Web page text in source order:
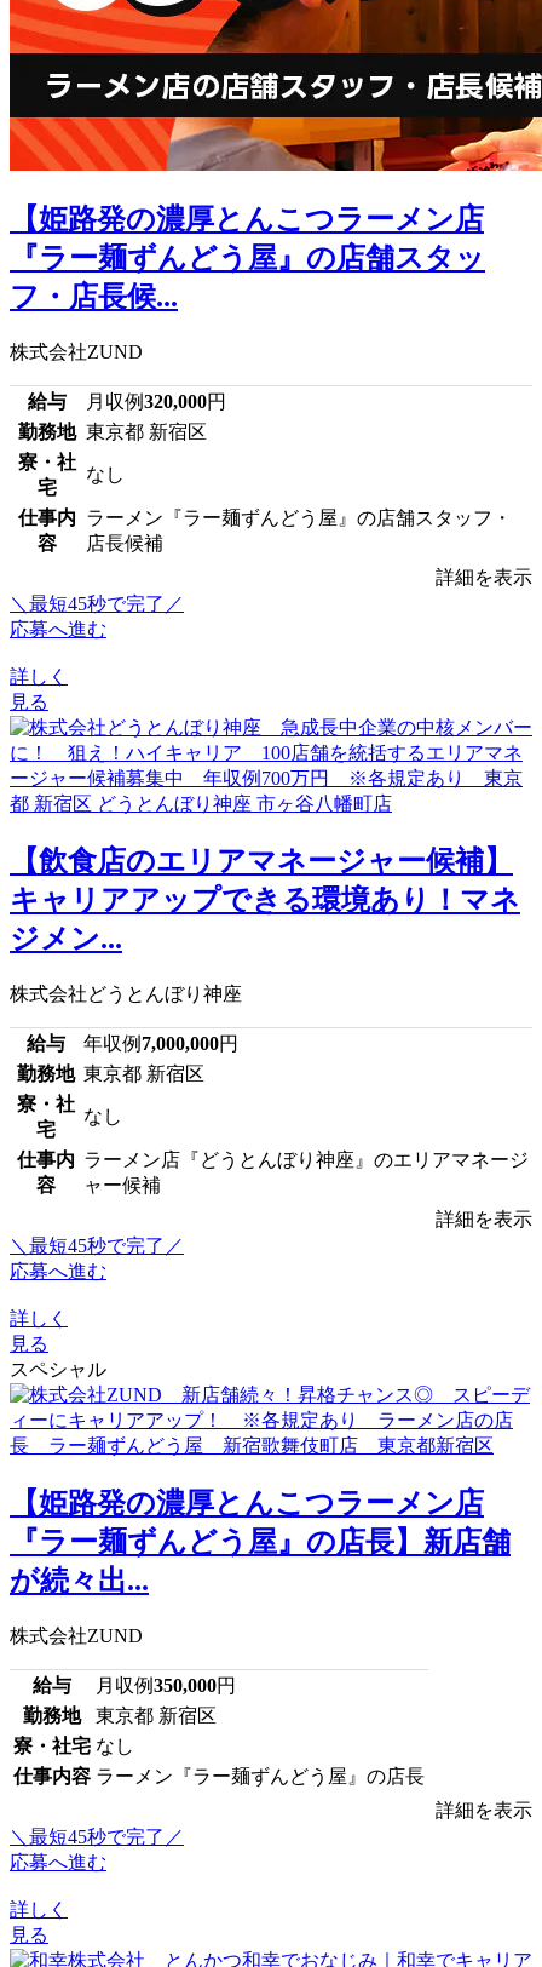
【姫路発の濃厚とんこつラーメン店
『ラー麺ずんどう屋』の店舗スタッ
フ・店長候...
株式会社ZUND
給与 月収例320,000円
勤務地 東京都 新宿区
寮・社
宅
なし
仕事内
容
ラーメン『ラー麺ずんどう屋』の店舗スタッフ・
店長候補
詳細を表示
＼最短45秒で完了／
応募へ進む
詳しく
見る
【飲食店のエリアマネージャー候補】
キャリアアップできる環境あり！マネ
ジメン...
株式会社どうとんぼり神座
給与 年収例 7,000,000円
勤務地 東京都 新宿区
寮・社
宅
なし
仕事内
容
ラーメン店『どうとんぼり神座』のエリアマネージ
ャー候補
詳細を表示
＼最短45秒で完了／
応募へ進む
詳しく
見る
スペシャル
【姫路発の濃厚とんこつラーメン店
『ラー麺ずんどう屋』の店長】新店舗
が続々出...
株式会社ZUND
給与 月収例350,000円
勤務地
東京都 新宿区
寮・社宅 なし
仕事内容 ラーメン『ラー麺ずんどう屋』の店長
詳細を表示
＼最短45秒で完了／
応募へ進む
詳しく
見る